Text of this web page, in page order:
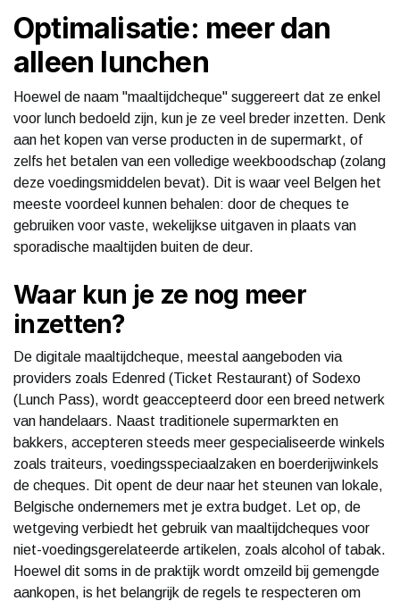
Optimalisatie: meer dan
alleen lunchen
Hoewel de naam "maaltijdcheque" suggereert dat ze enkel
voor lunch bedoeld zijn, kun je ze veel breder inzetten. Denk
aan het kopen van verse producten in de supermarkt, of
zelfs het betalen van een volledige weekboodschap (zolang
deze voedingsmiddelen bevat). Dit is waar veel Belgen het
meeste voordeel kunnen behalen: door de cheques te
gebruiken voor vaste, wekelijkse uitgaven in plaats van
sporadische maaltijden buiten de deur.
Waar kun je ze nog meer
inzetten?
De digitale maaltijdcheque, meestal aangeboden via
providers zoals Edenred (Ticket Restaurant) of Sodexo
(Lunch Pass), wordt geaccepteerd door een breed netwerk
van handelaars. Naast traditionele supermarkten en
bakkers, accepteren steeds meer gespecialiseerde winkels
zoals traiteurs, voedingsspeciaalzaken en boerderijwinkels
de cheques. Dit opent de deur naar het steunen van lokale,
Belgische ondernemers met je extra budget. Let op, de
wetgeving verbiedt het gebruik van maaltijdcheques voor
niet-voedingsgerelateerde artikelen, zoals alcohol of tabak.
Hoewel dit soms in de praktijk wordt omzeild bij gemengde
aankopen, is het belangrijk de regels te respecteren om